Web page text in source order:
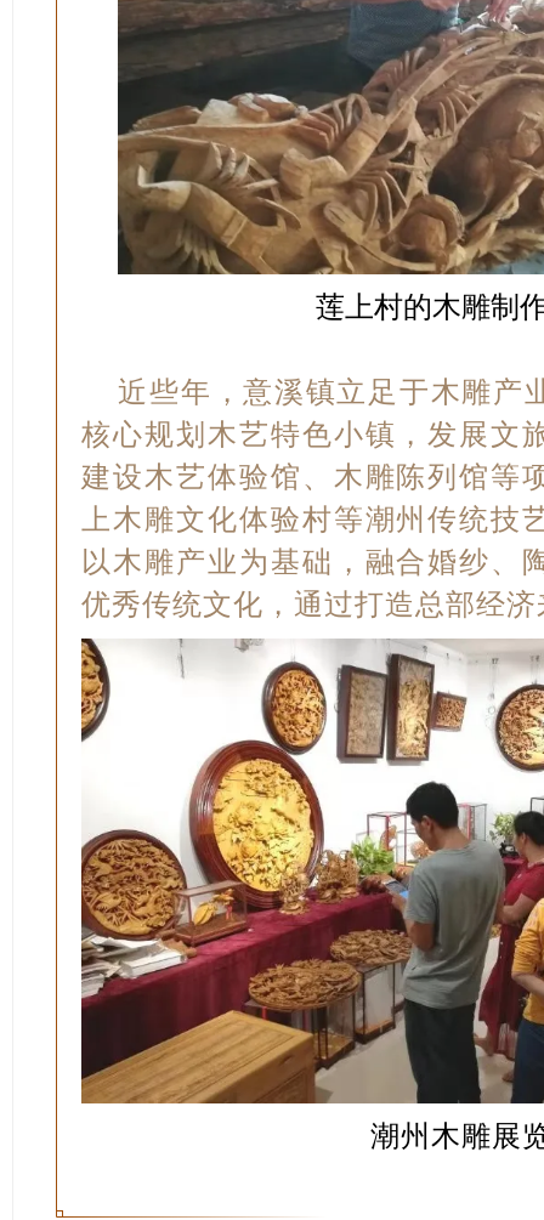
莲上村的木雕制
近些年，意溪镇立足于木雕产
核心规划木艺特色小镇，发展文
建设木艺体验馆、木雕陈列馆等
上木雕文化体验村等潮州传统技
以木雕产业为基础，融合婚纱、
优秀传统文化，通过打造总部经
潮州木雕展